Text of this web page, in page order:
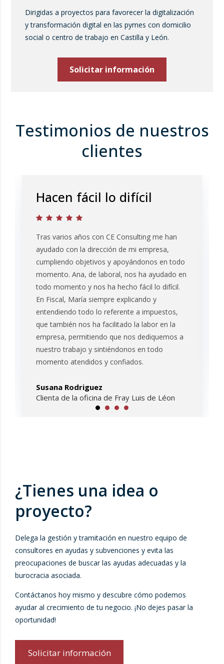
Dirigidas a proyectos para favorecer la digitalización
y transformación digital en las pymes con domicilio
social o centro de trabajo en Castilla y León.
Solicitar información
Testimonios de nuestros
clientes
Hacen fácil lo difícil
Tras varios años con CE Consulting me han
ayudado con la dirección de mi empresa,
cumpliendo objetivos y apoyándonos en todo
momento. Ana, de laboral, nos ha ayudado en
todo momento y nos ha hecho fácil lo difícil.
En Fiscal, María siempre explicando y
entendiendo todo lo referente a impuestos,
que también nos ha facilitado la labor en la
empresa, permitiendo que nos dediquemos a
nuestro trabajo y sintiéndonos en todo
momento atendidos y confiados.
Susana Rodriguez
Clienta de la oficina de Fray Luis de Léon
¿Tienes una idea o
proyecto?
Delega la gestión y tramitación en nuestro equipo de
consultores en ayudas y subvenciones y evita las
preocupaciones de buscar las ayudas adecuadas y la
burocracia asociada.
Contáctanos hoy mismo y descubre cómo podemos
ayudar al crecimiento de tu negocio. ¡No dejes pasar la
oportunidad!
Solicitar información